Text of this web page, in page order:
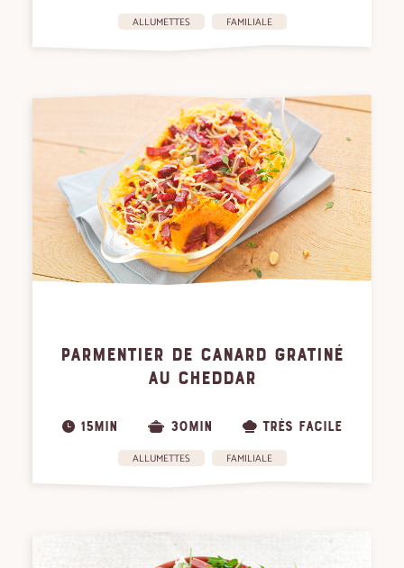
ALLUMETTES FAMILIALE
PARMENTIER DE CANARD GRATINÉ
AU CHEDDAR
15MIN 30MIN TRÈS FACILE
ALLUMETTES FAMILIALE